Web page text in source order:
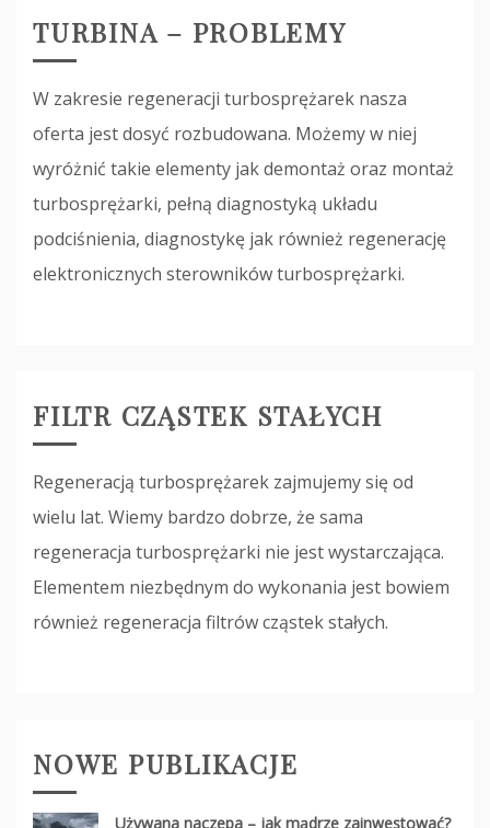
TURBINA – PROBLEMY
W zakresie regeneracji turbosprężarek nasza
oferta jest dosyć rozbudowana. Możemy w niej
wyróżnić takie elementy jak demontaż oraz montaż
turbosprężarki, pełną diagnostyką układu
podciśnienia, diagnostykę jak również regenerację
elektronicznych sterowników turbosprężarki.
FILTR CZĄSTEK STAŁYCH
Regeneracją turbosprężarek zajmujemy się od
wielu lat. Wiemy bardzo dobrze, że sama
regeneracja turbosprężarki nie jest wystarczająca.
Elementem niezbędnym do wykonania jest bowiem
również regeneracja filtrów cząstek stałych.
NOWE PUBLIKACJE
Używana naczepa – jak mądrze zainwestować?